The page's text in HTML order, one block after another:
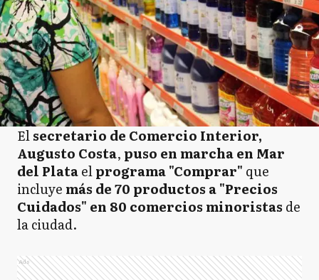
Elsecretario de Comercio Interior,
Augusto Costa, puso en marcha en Mar
del Plataelprograma "Comprar" que
incluye más de 70 productos a "Precios
Cuidados" en 80 comercios minoristas de
la ciudad.
Ads